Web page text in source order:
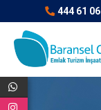
444 61 06